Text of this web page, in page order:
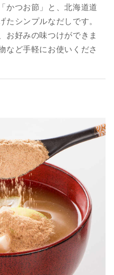
かつお節」と、北海道道
たシンプルなだしです。
お好みの味つけができま
など手軽にお使いくださ